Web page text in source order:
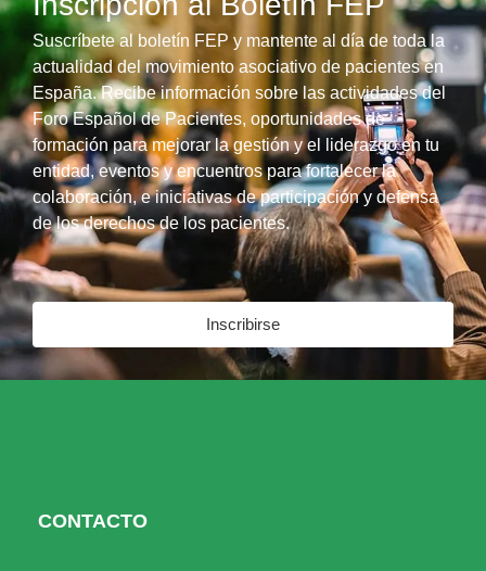
Suscríbete al boletín FEP y mantente al día de toda la
actualidad del movimiento asociativo de pacientes en
España. Recibe información sobre las actividades del
Foro Español de Pacientes, oportunidades de
formación para mejorar la gestión y el liderazgo en tu
entidad, eventos y encuentros para fortalecer la
colaboración, e iniciativas de participación y defensa
de los derechos de los pacientes.
Inscribirse
CONTACTO